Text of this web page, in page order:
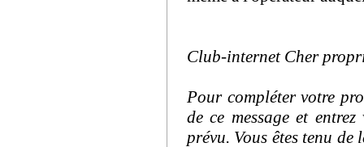
Club-internet Cher
Pour compléter votre
de ce message et
prévu. Vous êtes tenu